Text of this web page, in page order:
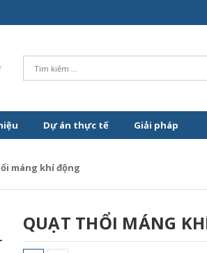
Dự án thực tế Giải pháp
máng khí động
QUẠT THỔI MÁNG